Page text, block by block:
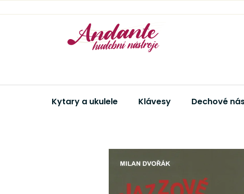
na
Kytary a ukulele Klávesy Dechové